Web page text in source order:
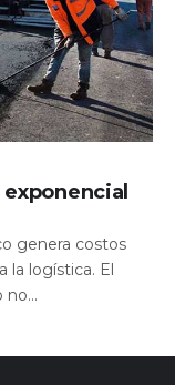
genera costos
la logística. El
no...